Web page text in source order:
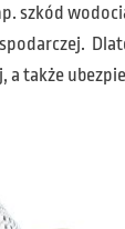
szkód
także